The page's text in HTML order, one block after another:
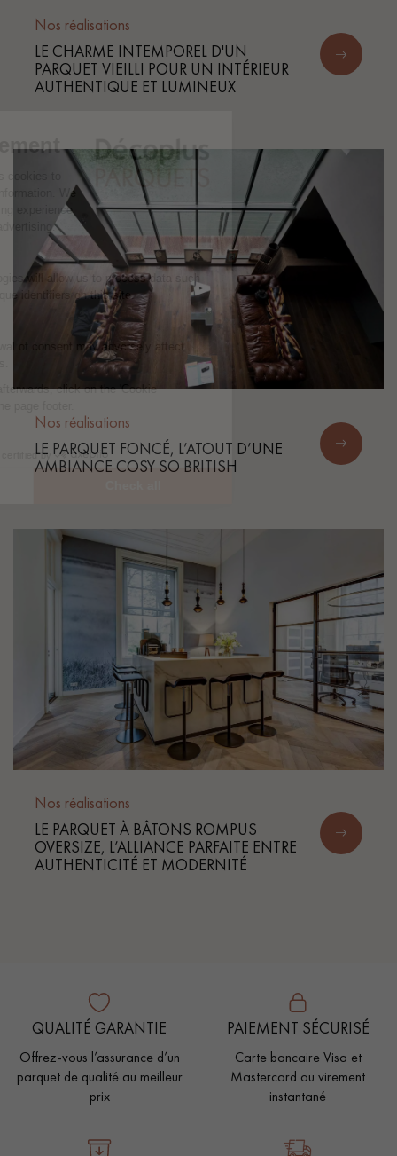
Nos réalisations
LE CHARME INTEMPOREL D'UN
PARQUET VIEILLI POUR UN INTÉRIEUR
AUTHENTIQUE ET LUMINEUX
Nos réalisations
LE PARQUET FONCÉ, L’ATOUT D’UNE
AMBIANCE COSY SO BRITISH
Nos réalisations
LE PARQUET À BÂTONS ROMPUS
OVERSIZE, L’ALLIANCE PARFAITE ENTRE
AUTHENTICITÉ ET MODERNITÉ
QUALITÉ GARANTIE
Offrez-vous l’assurance d’un
parquet de qualité au meilleur
prix
PAIEMENT SÉCURISÉ
Carte bancaire Visa et
Mastercard ou virement
instantané